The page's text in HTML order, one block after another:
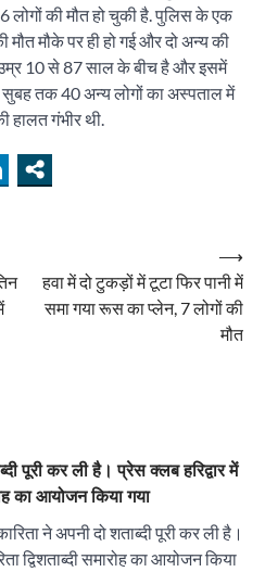
की मौत हो चुकी है. पुलिस के एक
मौत मौके पर ही हो गई और दो अन्य की
10 से 87 साल के बीच है और इसमें
सुबह तक 40 अन्य लोगों का अस्पताल में
हालत गंभीर थी.
हवा में दो टुकड़ों में टूटा फिर पानी में
समा गया रूस का प्लेन, 7 लोगों की
मौत
⟶
पूरी कर ली है। प्रेस क्लब हरिद्वार में
का आयोजन किया गया
ने अपनी दो शताब्दी पूरी कर ली है।
द्विशताब्दी समारोह का आयोजन किया